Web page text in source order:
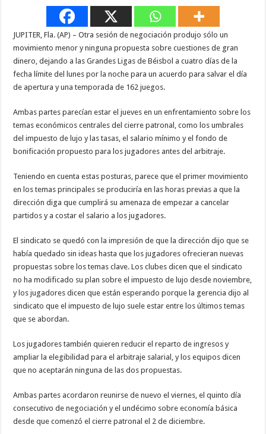
JUPITER, Fla. (AP) – Otra sesión de negociación produjo sólo un
movimiento menor y ninguna propuesta sobre cuestiones de gran
dinero, dejando a las Grandes Ligas de Béisbol a cuatro días de la
fecha límite del lunes por la noche para un acuerdo para salvar el día
de apertura y una temporada de 162 juegos.
Ambas partes parecían estar el jueves en un enfrentamiento sobre los
temas económicos centrales del cierre patronal, como los umbrales
del impuesto de lujo y las tasas, el salario mínimo y el fondo de
bonificación propuesto para los jugadores antes del arbitraje.
Teniendo en cuenta estas posturas, parece que el primer movimiento
en los temas principales se produciría en las horas previas a que la
dirección diga que cumplirá su amenaza de empezar a cancelar
partidos y a costar el salario a los jugadores.
El sindicato se quedó con la impresión de que la dirección dijo que se
había quedado sin ideas hasta que los jugadores ofrecieran nuevas
propuestas sobre los temas clave. Los clubes dicen que el sindicato
no ha modificado su plan sobre el impuesto de lujo desde noviembre,
y los jugadores dicen que están esperando porque la gerencia dijo al
sindicato que el impuesto de lujo suele estar entre los últimos temas
que se abordan.
Los jugadores también quieren reducir el reparto de ingresos y
ampliar la elegibilidad para el arbitraje salarial, y los equipos dicen
que no aceptarán ninguna de las dos propuestas.
Ambas partes acordaron reunirse de nuevo el viernes, el quinto día
consecutivo de negociación y el undécimo sobre economía básica
desde que comenzó el cierre patronal el 2 de diciembre.